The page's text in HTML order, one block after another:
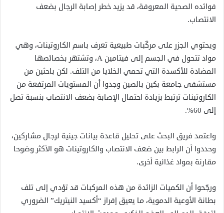
فوائده الصحية المعروفة، قد يزيد خطر إصابة الرجال بضعف
الانتصاب.
ويحتوي الجزر على مركّبات طبيعية تعرف باسم الكاروتينات، وهي
مواد تتحول في الجسم إلى فيتامين A، وتشتهر بخصائصها
المضادة للأكسدة التي تحمي الخلايا من التلف. لكن باحثين من
مستشفى جامعة بكين بالصين وجدوا أن المستويات المرتفعة من
الكاروتينات ترتبط بزيادة احتمال الإصابة بضعف الانتصاب بنسبة تصل
إلى 60%.
واعتمد فريق البحث على تحليل قاعدة بيانات جينية لرجال مشاركين،
وحددوا أن الرابط بين ضعف الانتصاب والكاروتينات هو الأكثر وضوحا
مقارنة بمواد غذائية أخرى.
ورجّحوا أن الكميات الزائدة من هذه المركبات قد تؤدي إلى تلف
بطانة الأوعية الدموية، ما يعيق إفراز “أكسيد النيتريك” الضروري